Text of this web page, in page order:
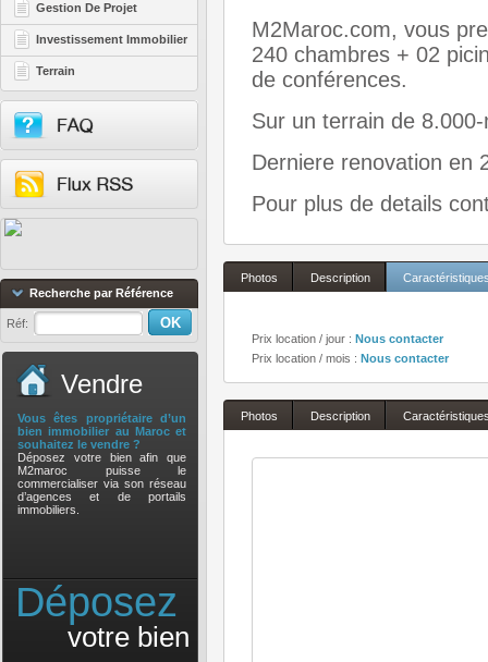
Gestion De Projet
Investissement Immobilier
Terrain
Recherche par Référence
Réf:
Vendre
Vous êtes propriétaire d’un
bien immobilier au Maroc et
souhaitez le vendre ?
Déposez votre bien afin que
M2maroc puisse le
commercialiser via son réseau
d’agences et de portails
immobiliers.
Déposez
votre bien
M2Maroc.com, vous
240 chambres + 02
de conférences.
Sur un terrain de
Derniere renovation en
Pour plus de details
Photos Description
Prix location / jour : Nous contacter
Prix location / mois : Nous contacter
Photos Description